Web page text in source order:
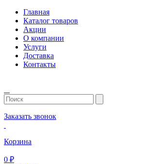
Главная
Каталог товаров
Акции
О компании
Услуги
Доставка
Контакты
Заказать звонок
Корзина
0 ₽